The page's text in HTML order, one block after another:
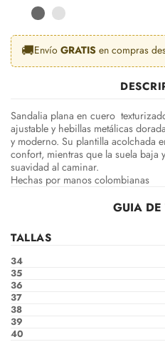
con5 de 5
en base a
valoraciones
de clientes
🚚Envío GRATIS en compras
Sandalia plana en cuero
ajustable y hebillas metálicas
y moderno. Su plantilla acolchada
confort, mientras que la suela baja
suavidad al caminar.
Hechas por manos colombianas
GUIA DE
TALLAS
34
35
36
37
38
39
40